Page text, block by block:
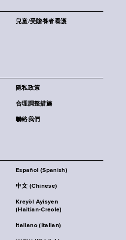
兒童/受贍養者看護
隱私政策
合理調整措施
聯絡我們
Español (Spanish)
中文 (Chinese)
Kreyòl Ayisyen
(Haitian-Creole)
Italiano (Italian)